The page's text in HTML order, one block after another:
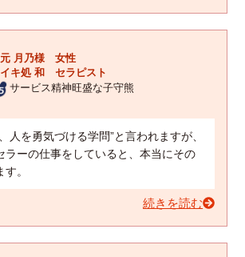
月乃様 女性
イキ処 和 セラピスト
サービス精神旺盛な子守熊
人を勇気づける学問”と言われますが、
ラーの仕事をしていると、本当にその
。
続きを読む